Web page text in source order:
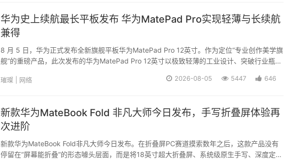
华为史上续航最长平板发布 华为MatePad Pro实现轻薄与长续航
兼得
8 月 5 日，华为正式发布全新旗舰平板华为MatePad Pro 12英寸。作为定位“专业创作美学旗
舰”的重磅产品，此次发布的华为MatePad Pro 12英寸以极致轻薄的工业设计、突破行业瓶颈
中，该机以 439g...
璀璨 | 网络 2026-08-05 5447 646
新款华为MateBook Fold 非凡大师今日发布，手写折叠屏体验再
次进阶
新款华为MateBook Fold非凡大师今日发布。在折叠屏PC赛道摸索数年之后，这款产品没有
停留在“屏幕能折叠”的形态噱头层面，而是将18英寸超大折叠屏、系统级原生手写、深度定制